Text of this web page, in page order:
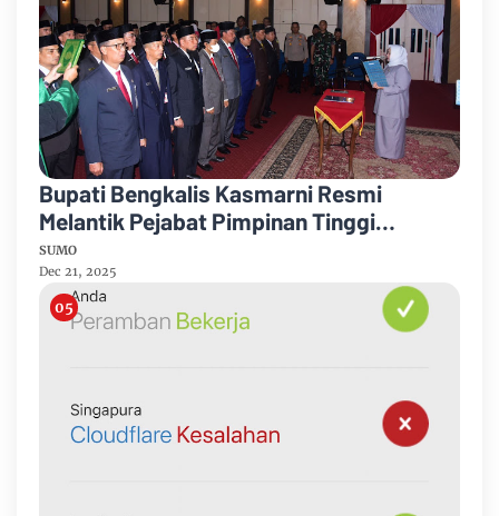
Bupati Bengkalis Kasmarni Resmi
Melantik Pejabat Pimpinan Tinggi
Pratama
SUMO
Dec 21, 2025